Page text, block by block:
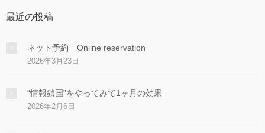
最近の投稿
ネット予約 Online reservation
2026年3月23日
“情報鎖国”をやってみて1ヶ月の効果
2026年2月6日